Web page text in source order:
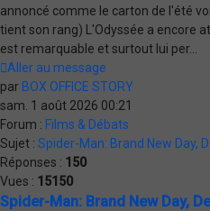
annoncé comme le carton de l'été
tient son rang) L'Odyssée a encore
est remarquable et surtout lui per...
Aller au message
par BOX OFFICE STORY
sam. 1 août 2026 00:21
Forum : Films & Débats
Sujet : Spider-Man: Brand New Day,
Réponses : 150
Vues : 15150
Spider-Man: Brand New Day,